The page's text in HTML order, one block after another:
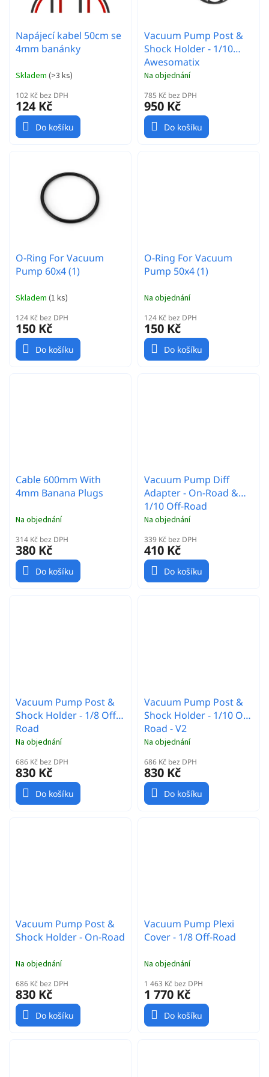
ů
Napájecí kabel 50cm se
4mm banánky
Skladem (>3 ks)
102 Kč bez DPH
124 Kč
Do košíku
Vacuum Pump Post &
Shock Holder - 1/10
Awesomatix
Na objednání
785 Kč bez DPH
950 Kč
Do košíku
O-Ring For Vacuum
Pump 60x4 (1)
Skladem (1 ks)
124 Kč bez DPH
150 Kč
Do košíku
O-Ring For Vacuum
Pump 50x4 (1)
Na objednání
124 Kč bez DPH
150 Kč
Do košíku
Cable 600mm With
4mm Banana Plugs
Na objednání
314 Kč bez DPH
380 Kč
Do košíku
Vacuum Pump Diff
Adapter - On-Road &
1/10 Off-Road
Na objednání
339 Kč bez DPH
410 Kč
Do košíku
Vacuum Pump Post &
Shock Holder - 1/8 Off-
Road
Na objednání
686 Kč bez DPH
830 Kč
Do košíku
Vacuum Pump Post &
Shock Holder - 1/10 Off-
Road - V2
Na objednání
686 Kč bez DPH
830 Kč
Do košíku
Vacuum Pump Post &
Shock Holder - On-Road
Na objednání
686 Kč bez DPH
830 Kč
Do košíku
Vacuum Pump Plexi
Cover - 1/8 Off-Road
Na objednání
1 463 Kč bez DPH
1 770 Kč
Do košíku